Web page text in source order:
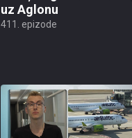
uz Aglonu
411. epizode